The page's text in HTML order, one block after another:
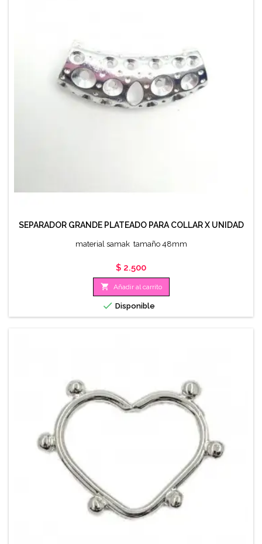
SEPARADOR GRANDE PLATEADO PARA COLLAR X UNIDAD
material samak tamaño 48mm
Precio
$ 2.500
 Añadir al carrito
 Disponible